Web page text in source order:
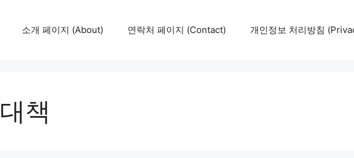
소개 페이지 (About) 연락처 페이지 (Contact) 개인정보 처리방침
책